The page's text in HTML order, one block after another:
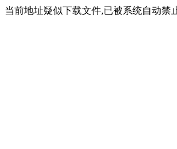
当前地址疑似下载文件,已被系统自动禁